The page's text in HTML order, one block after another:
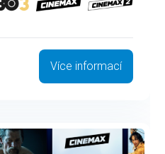
Více informací